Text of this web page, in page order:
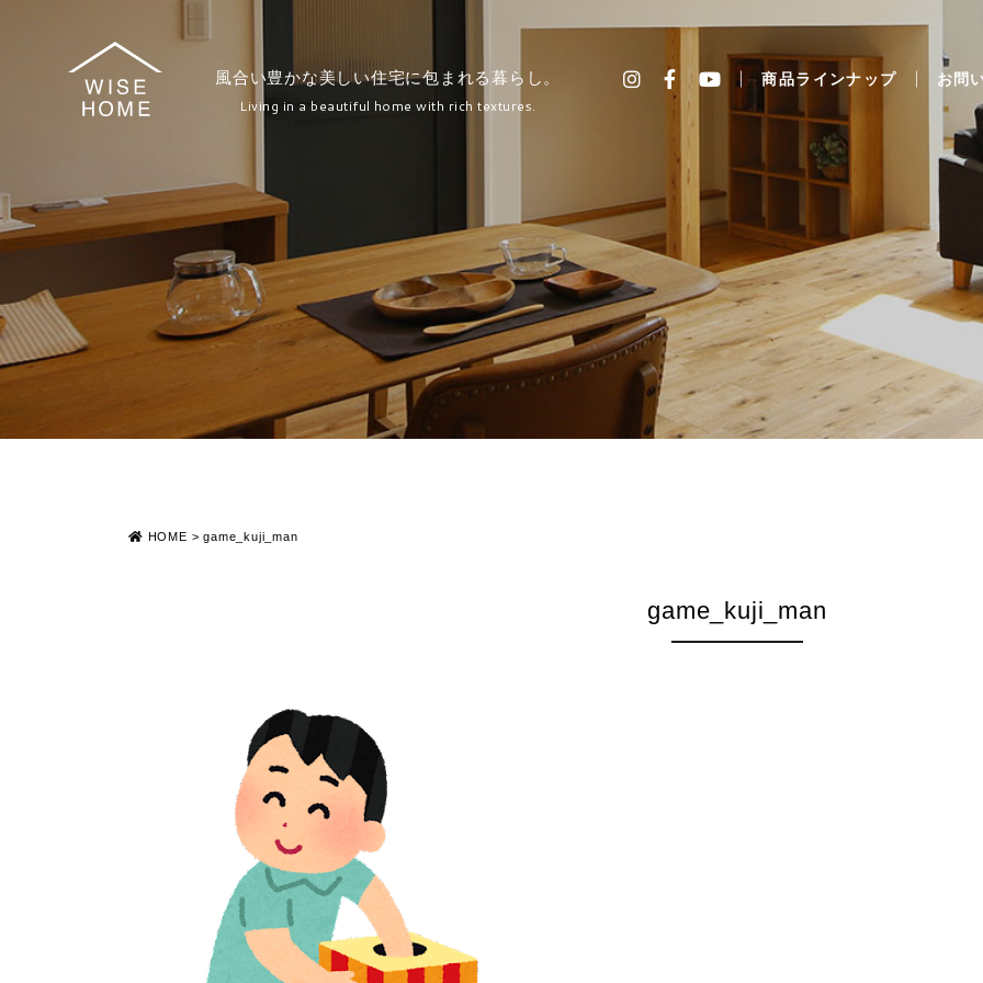
風合い豊かな美しい住宅に包まれる暮らし。
Living in a beautiful home with rich textures.
商品ラインナップ お問
HOME >game_kuji_man
game_kuji_man